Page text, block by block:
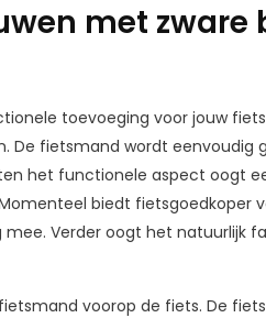
met
toevoeging voor jouw
De fietsmand wordt
het functionele aspect oogt
biedt
Verder oogt het natuurlijk
voorop de fiets. De